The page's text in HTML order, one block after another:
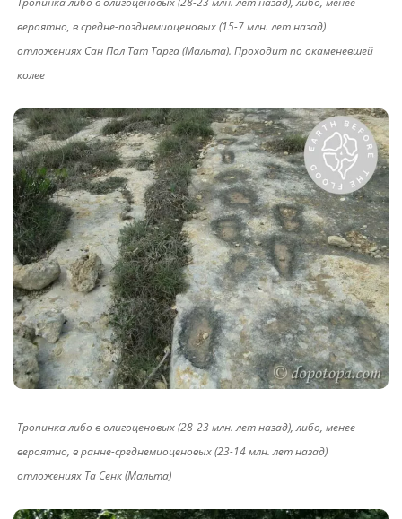
вероятно, в средне-позднемиоценовых (15-7 млн. лет назад)
отложениях Сан Пол Тат Тарга (Мальта). Проходит по окаменевшей
колее
Тропинка либо в олигоценовых (28-23 млн. лет назад), либо, менее
вероятно, в ранне-среднемиоценовых (23-14 млн. лет назад)
отложениях Та Сенк (Мальта)